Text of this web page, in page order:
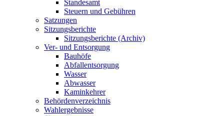
Standesamt
Steuern und Gebühren
Satzungen
Sitzungsberichte
Sitzungsberichte (Archiv)
Ver- und Entsorgung
Bauhöfe
Abfallentsorgung
Wasser
Abwasser
Kaminkehrer
Behördenverzeichnis
Wahlergebnisse